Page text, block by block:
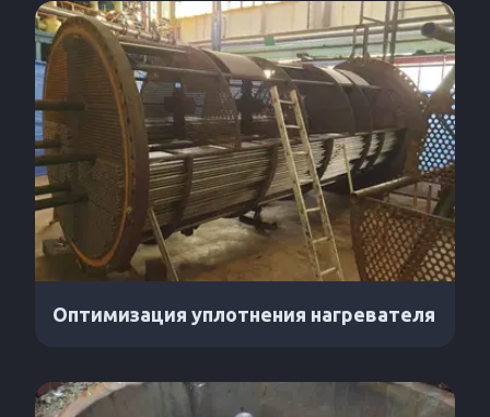
Оптимизация уплотнения нагревателя